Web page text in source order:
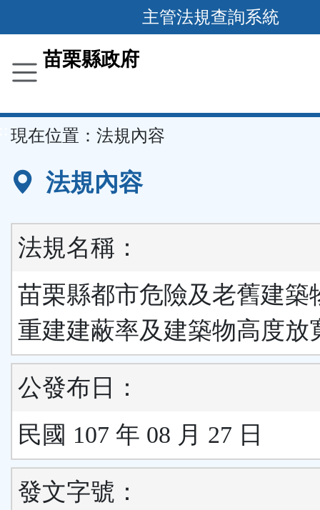
到
要
容
區
主管法規查詢系統
苗栗縣政府
現在位置： 法規內容
法規內容
法規名稱：
苗栗縣都市危險及老舊建築
重建建蔽率及建築物高度放
公發布日：
民國 107 年 08 月 27 日
發文字號：